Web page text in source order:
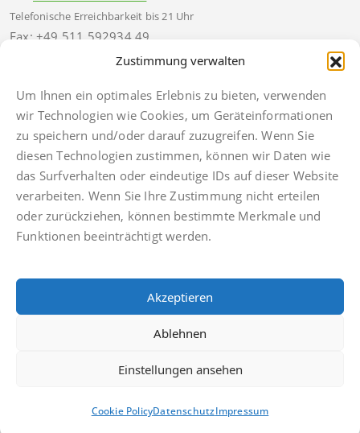
Zustimmung verwalten
Um Ihnen ein optimales Erlebnis zu bieten, verwenden
wir Technologien wie Cookies, um Geräteinformationen
zu speichern und/oder darauf zuzugreifen. Wenn Sie
diesen Technologien zustimmen, können wir Daten wie
das Surfverhalten oder eindeutige IDs auf dieser Website
verarbeiten. Wenn Sie Ihre Zustimmung nicht erteilen
oder zurückziehen, können bestimmte Merkmale und
Funktionen beeinträchtigt werden.
Akzeptieren
Ablehnen
Einstellungen ansehen
Cookie PolicyDatenschutzImpressum
Telefonische Erreichbarkeit bis 21 Uhr
Fax: +49 511 592934 49
hannover@finkbeiner-kanzlei.de
Impressum
Datenschutz
Anwaltsdinge
Facebook
Cookie Policy (EU)
© Finkbeiner & Druckenbrodt Rechtsanwälte PartGmbB